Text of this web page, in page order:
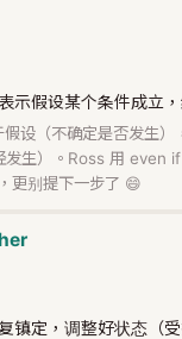
示假设某个条件成立，
设（不确定是否发生
发生）。Ross 用 even
更别提下一步了 😄
镇定，调整好状态（